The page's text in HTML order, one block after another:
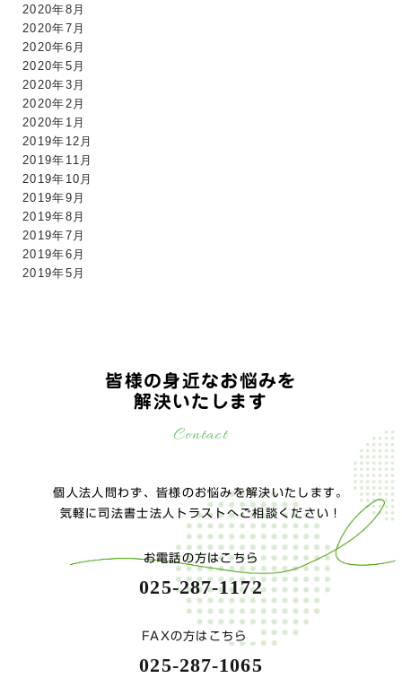
2020年8月
2020年7月
2020年6月
2020年5月
2020年3月
2020年2月
2020年1月
2019年12月
2019年11月
2019年10月
2019年9月
2019年8月
2019年7月
2019年6月
2019年5月
皆様の身近なお悩みを
解決いたします
Contact
個人法人問わず、皆様のお悩みを解決いたします。
気軽に司法書士法人トラストへご相談ください！
お電話の方はこちら
025-287-1172
FAXの方はこちら
025-287-1065